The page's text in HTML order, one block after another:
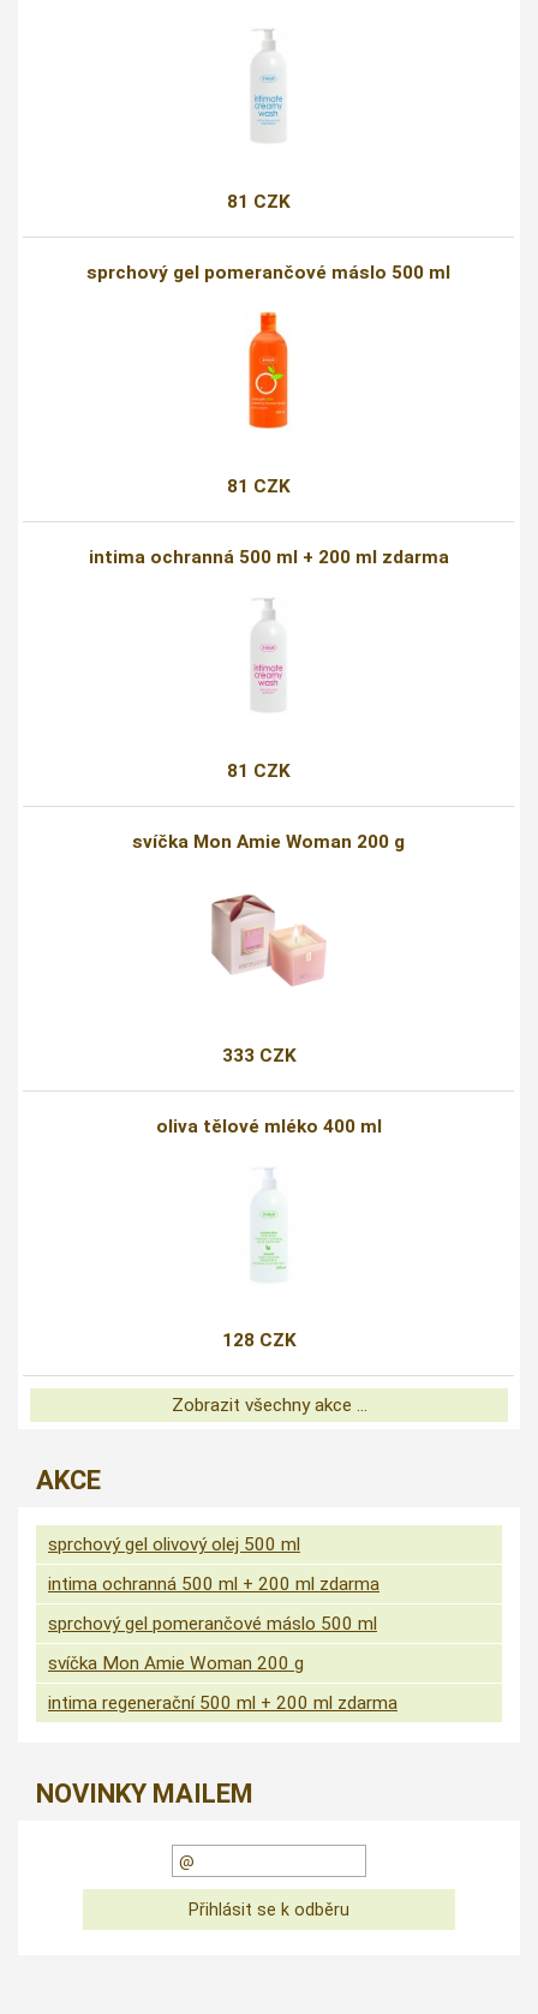
81 CZK
sprchový gel pomerančové máslo 500 ml
81 CZK
intima ochranná 500 ml + 200 ml zdarma
81 CZK
svíčka Mon Amie Woman 200 g
333 CZK
oliva tělové mléko 400 ml
128 CZK
Zobrazit všechny akce ...
AKCE
sprchový gel olivový olej 500 ml
intima ochranná 500 ml + 200 ml zdarma
sprchový gel pomerančové máslo 500 ml
svíčka Mon Amie Woman 200 g
intima regenerační 500 ml + 200 ml zdarma
NOVINKY MAILEM